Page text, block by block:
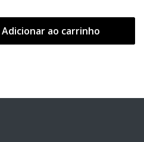
Adicionar ao carrinho